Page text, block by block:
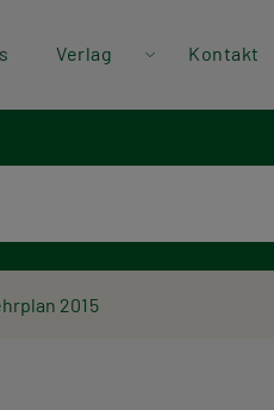
Verlag Kontakt
2015